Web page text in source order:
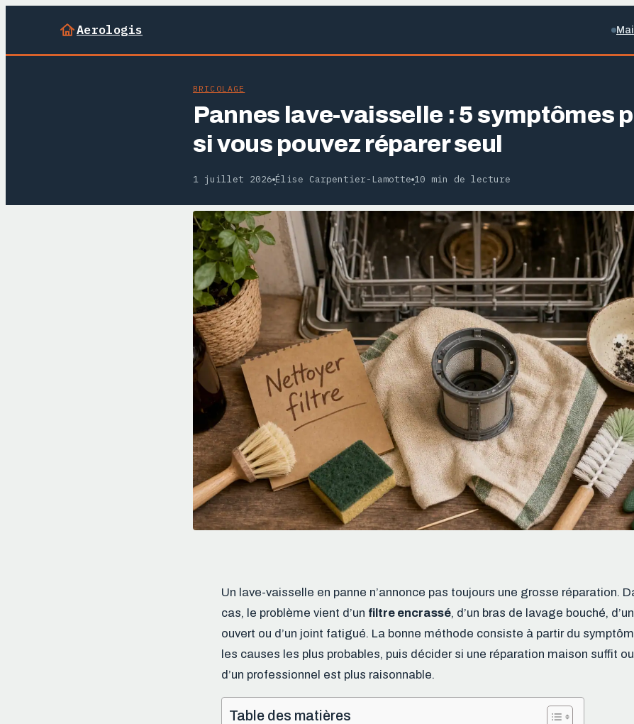
Aerologis
BRICOLAGE
Pannes lave-vaisselle : 5 symptômes
si vous pouvez réparer seul
1 juillet 2026·Élise Carpentier-Lamotte·10 min de lecture
Un lave-vaisselle en panne n’annonce pas toujours une grosse réparation.
cas, le problème vient d’un filtre encrassé, d’un bras de lavage bouché,
ouvert ou d’un joint fatigué. La bonne méthode consiste à partir du
les causes les plus probables, puis décider si une réparation maison suffit
d’un professionnel est plus raisonnable.
Table des matières